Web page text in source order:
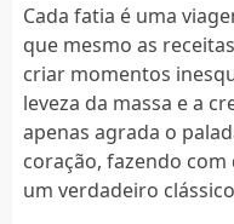
Cada fatia é uma
que mesmo as
criar momentos
leveza da massa e a
apenas agrada o
coração, fazendo
um verdadeiro